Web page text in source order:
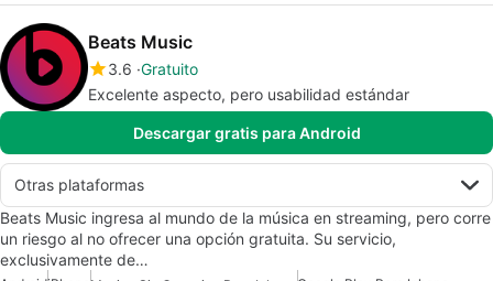
Beats Music
3.6 Gratuito
Excelente aspecto, pero usabilidad estándar
Descargar gratis para Android
Otras plataformas
Beats Music ingresa al mundo de la música en streaming, pero corre
un riesgo al no ofrecer una opción gratuita. Su servicio,
exclusivamente de…